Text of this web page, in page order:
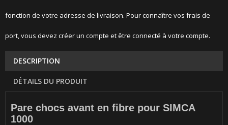
fonction de votre adresse de livraison. Pour connaître vos frais de
port, vous devez créer un compte et être connecté à votre compte.
DESCRIPTION
DÉTAILS DU PRODUIT
Pare chocs avant en fibre pour SIMCA
1000